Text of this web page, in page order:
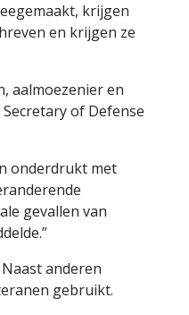
krijgen
en krijgen ze
aalmoezenier en
of Defense
onderdrukt met
gevallen van
anderen
gebruikt.